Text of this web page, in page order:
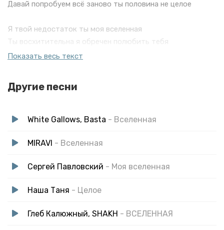
Давай попробуем всё заново ты половина не целое
Я твой недостаток ты моя вселенная
Ты восхитительна я обречен полюбить тебя
Если бы ты была музыкой я бы ставил на репит тебя
Показать весь текст
Другие песни
White Gallows, Basta - Вселенная
MIRAVI - Вселенная
Сергей Павловский - Моя вселенная
Наша Таня - Целое
Глеб Калюжный, SHAKH - ВСЕЛЕННАЯ